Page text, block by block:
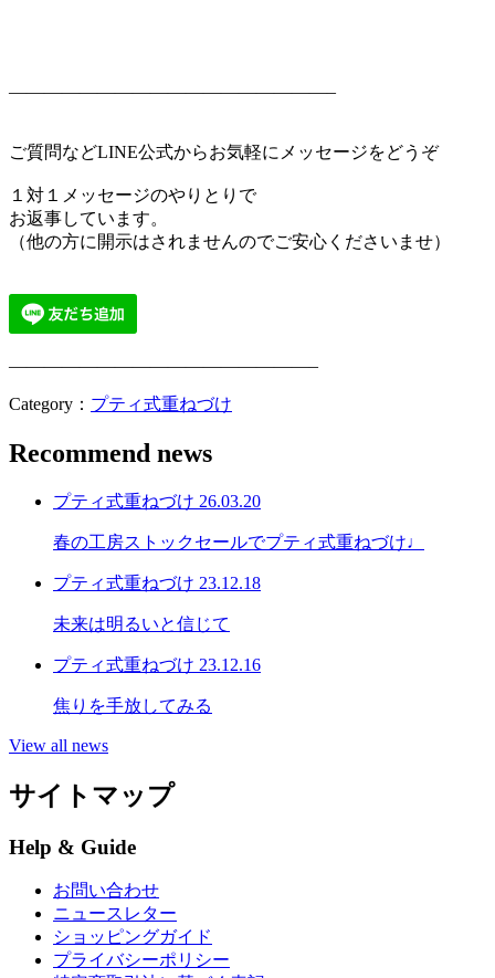
——————————————————–
ご質問などLINE公式からお気軽にメッセージをどうぞ
１対１メッセージのやりとりで
お返事しています。
（他の方に開示はされませんのでご安心くださいませ）
—————————————————–
Category： プティ式重ねづけ
Recommend news
プティ式重ねづけ 26.03.20
春の工房ストックセールでプティ式重ねづけ♩
プティ式重ねづけ 23.12.18
未来は明るいと信じて
プティ式重ねづけ 23.12.16
焦りを手放してみる
View all news
サイトマップ
Help & Guide
お問い合わせ
ニュースレター
ショッピングガイド
プライバシーポリシー